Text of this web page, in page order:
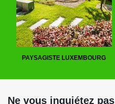
PAYSAGISTE LUXEMBOURG
Ne vous inquiétez